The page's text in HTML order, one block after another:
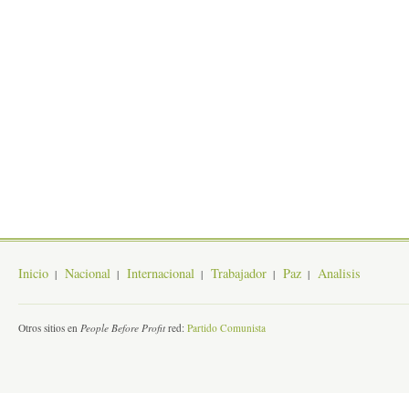
Inicio Nacional Internacional Trabajador Paz Analisis
Otros sitios en People Before Profit red: Partido Comunista